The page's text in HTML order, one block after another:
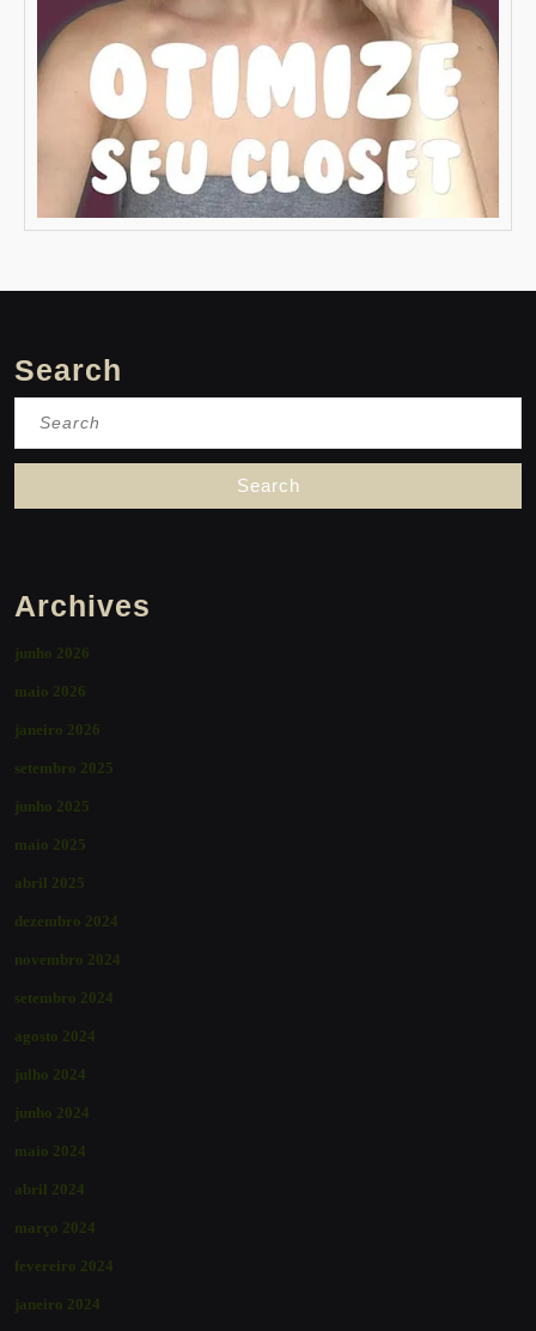
Search
Archives
junho 2026
maio 2026
janeiro 2026
setembro 2025
junho 2025
maio 2025
abril 2025
dezembro 2024
novembro 2024
setembro 2024
agosto 2024
julho 2024
junho 2024
maio 2024
abril 2024
março 2024
fevereiro 2024
janeiro 2024